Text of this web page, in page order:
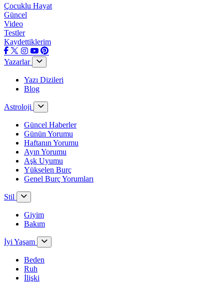
Çocuklu Hayat
Güncel
Video
Testler
Kaydettiklerim
Yazarlar
Yazı Dizileri
Blog
Astroloji
Güncel Haberler
Günün Yorumu
Haftanın Yorumu
Ayın Yorumu
Aşk Uyumu
Yükselen Burç
Genel Burç Yorumları
Stil
Giyim
Bakım
İyi Yaşam
Beden
Ruh
İlişki